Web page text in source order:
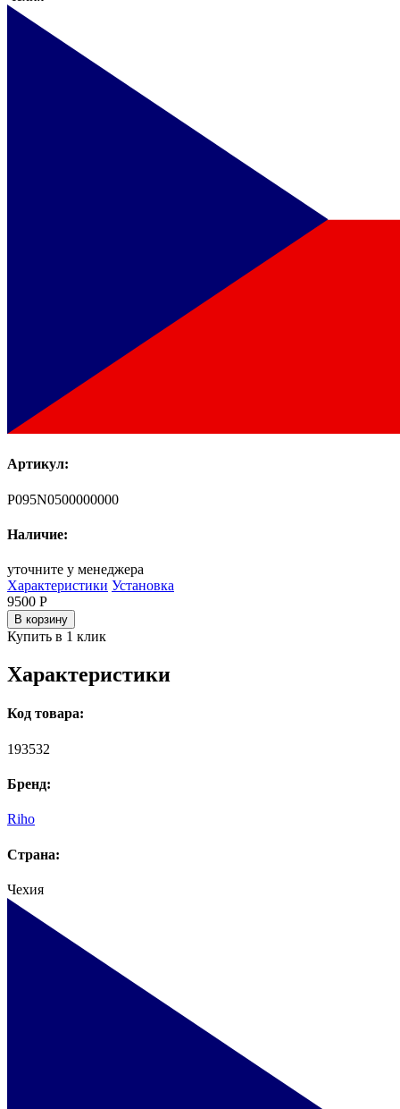
Артикул:
P095N0500000000
Наличие:
уточните у менеджера
Характеристики Установка
9500 Р
В корзину
Купить в 1 клик
Характеристики
Код товара:
193532
Бренд:
Riho
Страна:
Чехия